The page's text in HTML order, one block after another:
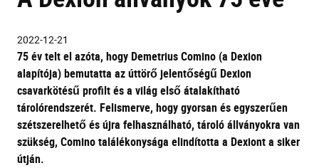
2022-12-21
75 év telt el azóta, hogy Demetrius Comino (a Dexion
alapítója) bemutatta az úttörő jelentőségű Dexion
csavarkötésű profilt és a világ első átalakítható
tárolórendszerét. Felismerve, hogy gyorsan és egyszerűen
szétszerelhető és újra felhasználható, tároló állványokra van
szükség, Comino találékonysága elindította a Dexiont a siker
útján.